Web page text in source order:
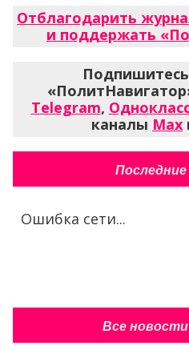
Отблагодарить
и поддержать
Telegram,
каналы Max
Ошибка сети...
Все новости